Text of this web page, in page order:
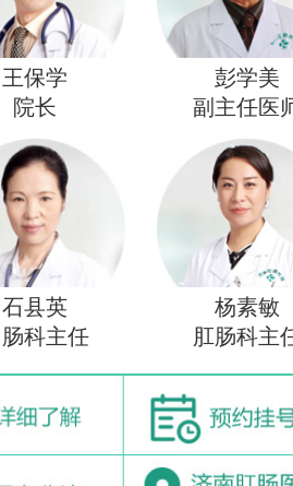
王保学
院长
彭学美
副主任医
石县英
科主任
杨素敏
肛肠科主